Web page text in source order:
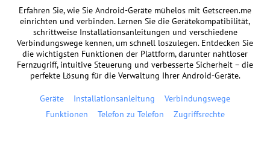
Erfahren Sie, wie Sie Android-Geräte mühelos mit Getscreen.me
einrichten und verbinden. Lernen Sie die Gerätekompatibilität,
schrittweise Installationsanleitungen und verschiedene
Verbindungswege kennen, um schnell loszulegen. Entdecken Sie
die wichtigsten Funktionen der Plattform, darunter nahtloser
Fernzugriff, intuitive Steuerung und verbesserte Sicherheit – die
perfekte Lösung für die Verwaltung Ihrer Android-Geräte.
Geräte Installationsanleitung
Verbindungswege
Funktionen
Telefon zu Telefon Zugriffsrechte